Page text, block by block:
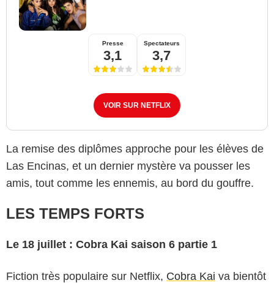
Presse
3,1
Spectateurs
3,7
VOIR SUR NETFLIX
La remise des diplômes approche pour les élèves de
Las Encinas, et un dernier mystère va pousser les
amis, tout comme les ennemis, au bord du gouffre.
LES TEMPS FORTS
Le 18 juillet : Cobra Kai saison 6 partie 1
Fiction très populaire sur Netflix, Cobra Kai va bientôt